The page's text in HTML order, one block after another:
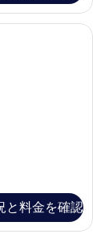
と料金を確認